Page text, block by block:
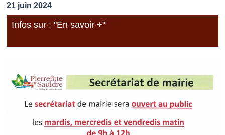
Vos professionnels
21 juin 2024
Infos sur : "En savoir +"